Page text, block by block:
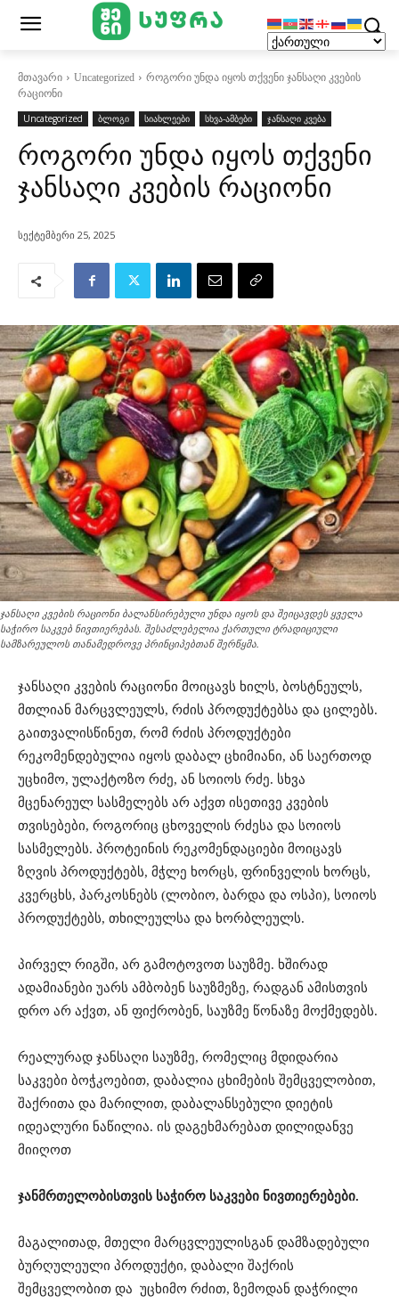
მთავარი Uncategorized
როგორი უნდა იყოს თქვენი ჯანსაღი კვების
რაციონი
Uncategorized
ბლოგი სიახლეები სხვა-ამბები ჯანსაღი კვება
როგორი უნდა იყოს თქვენი
ჯანსაღი კვების რაციონი
სექტემბერი 25, 2025
ჯანსაღი კვების რაციონი ბალანსირებული უნდა იყოს და შეიცავდეს ყველა
საჭირო საკვებ ნივთიერებას. შესაძლებელია ქართული ტრადიციული
სამზარეულოს თანამედროვე პრინციპებთან შერწყმა.
ჯანსაღი კვების რაციონი მოიცავს ხილს, ბოსტნეულს,
მთლიან მარცვლეულს, რძის პროდუქტებსა და ცილებს.
გაითვალისწინეთ, რომ რძის პროდუქტები
რეკომენდებულია იყოს დაბალ ცხიმიანი, ან საერთოდ
უცხიმო, ულაქტოზო რძე, ან სოიოს რძე. სხვა
მცენარეულ სასმელებს არ აქვთ ისეთივე კვების
თვისებები, როგორიც ცხოველის რძესა და სოიოს
სასმელებს. პროტეინის რეკომენდაციები მოიცავს
ზღვის პროდუქტებს, მჭლე ხორცს, ფრინველის ხორცს,
კვერცხს, პარკოსნებს (ლობიო, ბარდა და ოსპი), სოიოს
პროდუქტებს, თხილეულსა და ხორბლეულს.
პირველ რიგში, არ გამოტოვოთ საუზმე. ხშირად
ადამიანები უარს ამბობენ საუზმეზე, რადგან ამისთვის
დრო არ აქვთ, ან ფიქრობენ, საუზმე წონაზე მოქმედებს.
რეალურად ჯანსაღი საუზმე, რომელიც მდიდარია
საკვები ბოჭკოებით, დაბალია ცხიმების შემცველობით,
შაქრითა და მარილით, დაბალანსებული დიეტის
იდეალური ნაწილია. ის დაგეხმარებათ დილიდანვე
მიიღოთ
ჯანმრთელობისთვის საჭირო საკვები ნივთიერებები.
მაგალითად, მთელი მარცვლეულისგან დამზადებული
ბურღულეული პროდუქტი, დაბალი შაქრის
შემცველობით და უცხიმო რძით, ზემოდან დაჭრილი